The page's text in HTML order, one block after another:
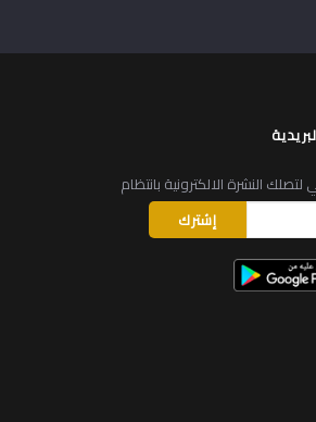
النشرة الالكترونية بانتظام